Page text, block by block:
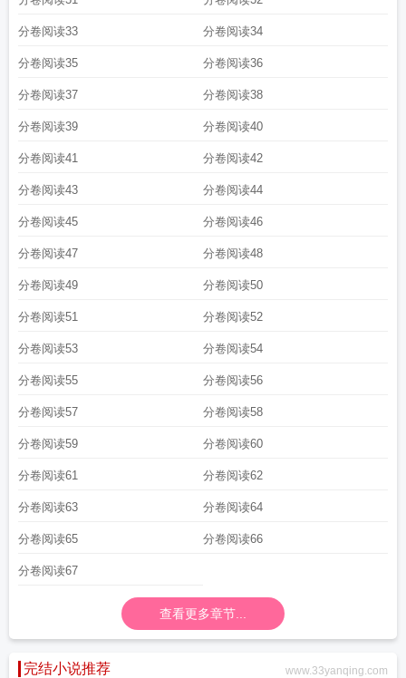
分卷阅读33 分卷阅读34
分卷阅读35 分卷阅读36
分卷阅读37 分卷阅读38
分卷阅读39 分卷阅读40
分卷阅读41 分卷阅读42
分卷阅读43 分卷阅读44
分卷阅读45 分卷阅读46
分卷阅读47 分卷阅读48
分卷阅读49 分卷阅读50
分卷阅读51 分卷阅读52
分卷阅读53 分卷阅读54
分卷阅读55 分卷阅读56
分卷阅读57 分卷阅读58
分卷阅读59 分卷阅读60
分卷阅读61 分卷阅读62
分卷阅读63 分卷阅读64
分卷阅读65 分卷阅读66
分卷阅读67
查看更多章节...
完结小说推荐 www.33yanqing.com